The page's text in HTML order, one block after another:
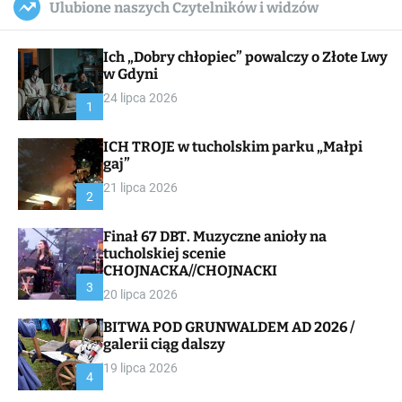
c
a
a
s
W
i
e
l
c
Ulubione naszych Czytelników i widzów
1
Ich „Dobry chłopiec” powalczy o Złote Lwy
w Gdyni
24 lipca 2026
2
ICH TROJE w tucholskim parku „Małpi
gaj”
21 lipca 2026
3
Finał 67 DBT. Muzyczne anioły na
tucholskiej scenie
CHOJNACKA//CHOJNACKI
20 lipca 2026
4
BITWA POD GRUNWALDEM AD 2026 /
galerii ciąg dalszy
19 lipca 2026